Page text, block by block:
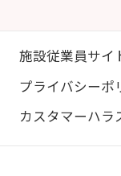
施設従業員サイ
プライバシーポ
カスタマーハラ